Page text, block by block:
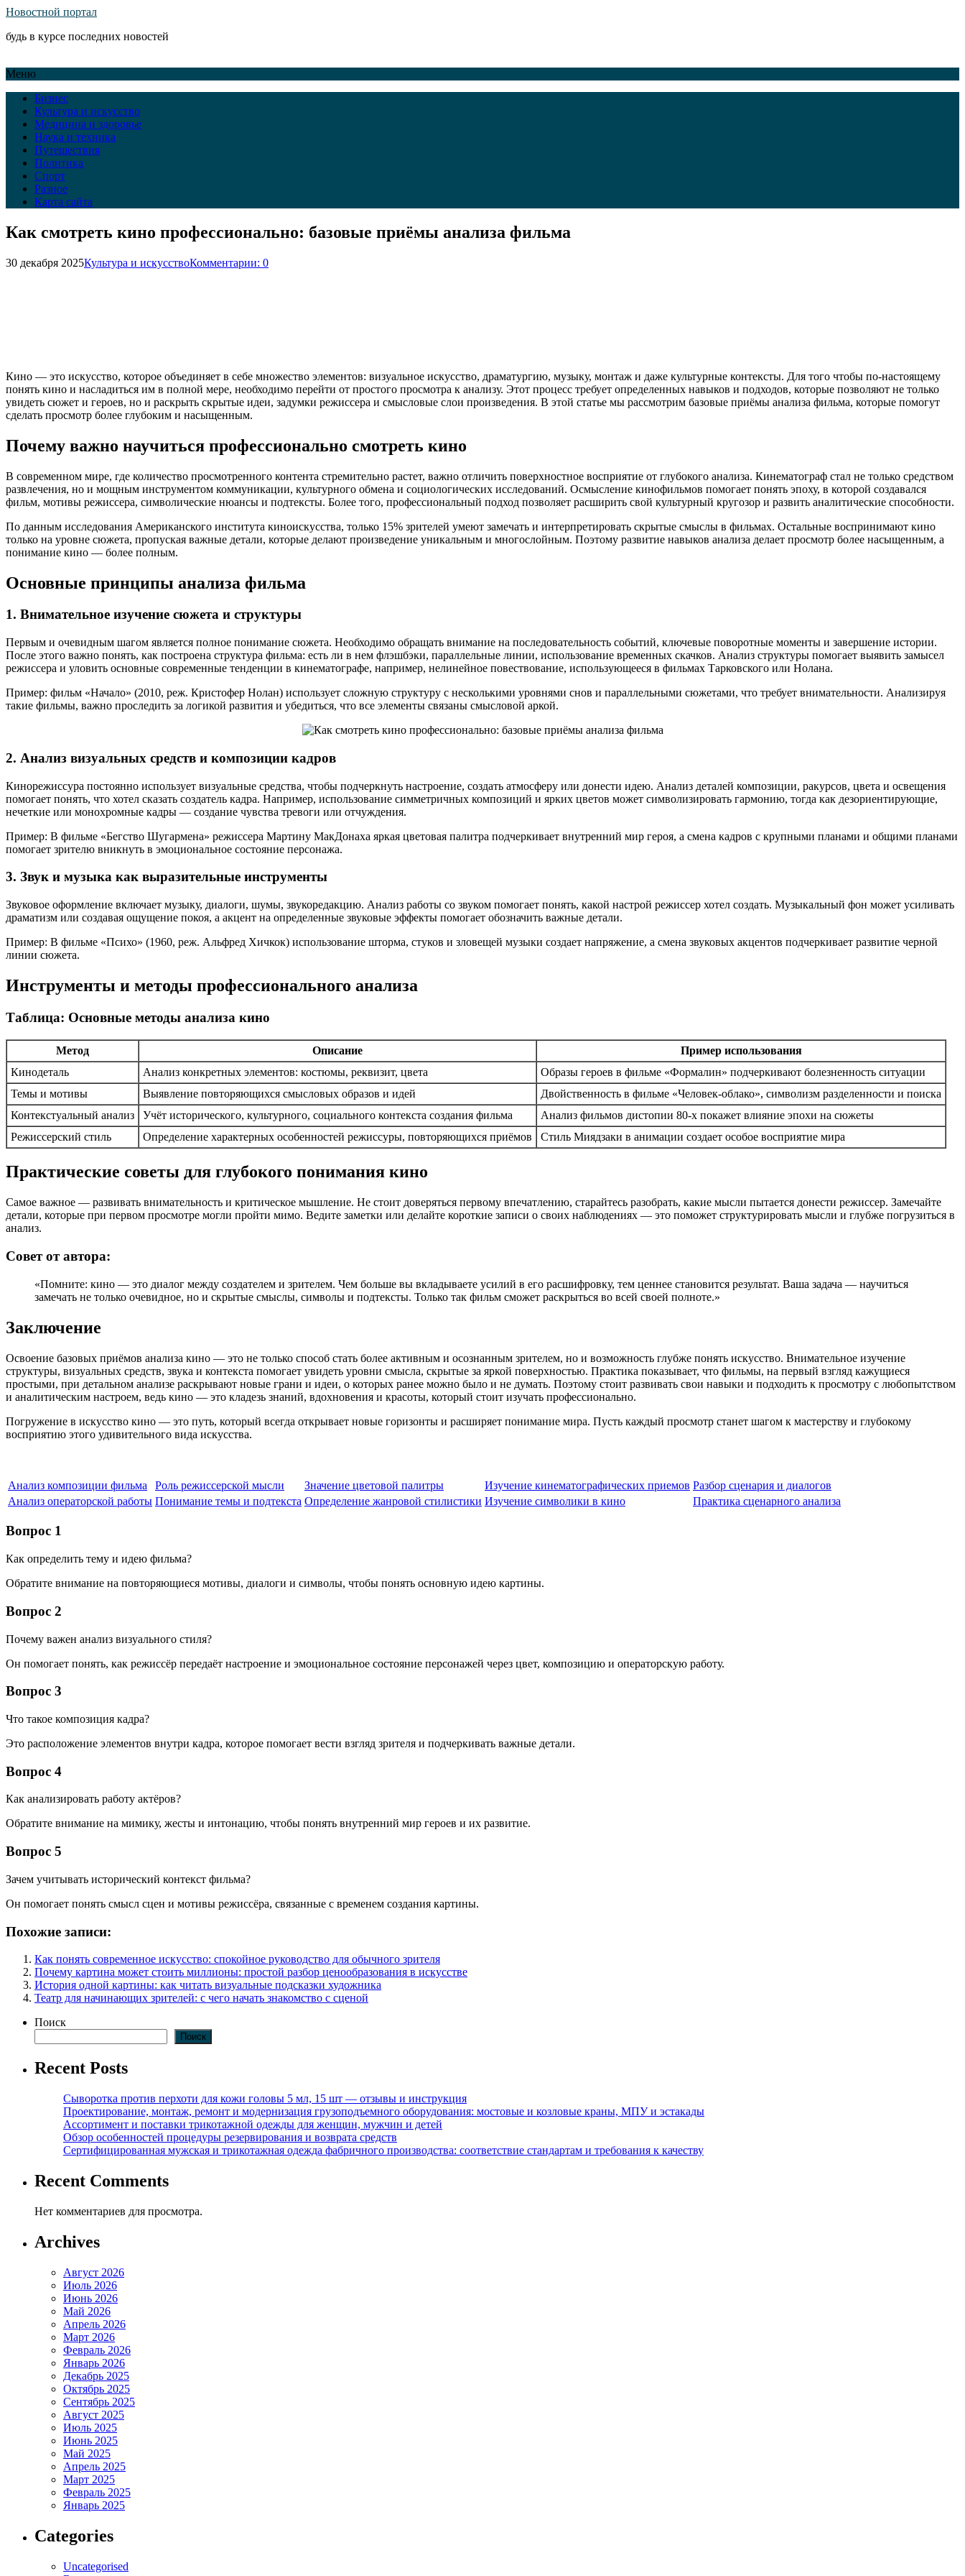
Новостной портал
будь в курсе последних новостей
Меню
Бизнес
Культура и искусство
Медицина и здоровье
Наука и техника
Путешествия
Политика
Спорт
Разное
Карта сайта
Как смотреть кино профессионально: базовые приёмы анализа фильма
30 декабря 2025Культура и искусствоКомментарии: 0
Кино — это искусство, которое объединяет в себе множество элементов: визуальное искусство, драматургию, музыку, монтаж и даже культурные контексты. Для того чтобы по-настоящему
понять кино и насладиться им в полной мере, необходимо перейти от простого просмотра к анализу. Этот процесс требует определенных навыков и подходов, которые позволяют не только
увидеть сюжет и героев, но и раскрыть скрытые идеи, задумки режиссера и смысловые слои произведения. В этой статье мы рассмотрим базовые приёмы анализа фильма, которые помогут
сделать просмотр более глубоким и насыщенным.
Почему важно научиться профессионально смотреть кино
В современном мире, где количество просмотренного контента стремительно растет, важно отличить поверхностное восприятие от глубокого анализа. Кинематограф стал не только средством
развлечения, но и мощным инструментом коммуникации, культурного обмена и социологических исследований. Осмысление кинофильмов помогает понять эпоху, в которой создавался
фильм, мотивы режиссера, символические нюансы и подтексты. Более того, профессиональный подход позволяет расширить свой культурный кругозор и развить аналитические способности.
По данным исследования Американского института киноискусства, только 15% зрителей умеют замечать и интерпретировать скрытые смыслы в фильмах. Остальные воспринимают кино
только на уровне сюжета, пропуская важные детали, которые делают произведение уникальным и многослойным. Поэтому развитие навыков анализа делает просмотр более насыщенным, а
понимание кино — более полным.
Основные принципы анализа фильма
1. Внимательное изучение сюжета и структуры
Первым и очевидным шагом является полное понимание сюжета. Необходимо обращать внимание на последовательность событий, ключевые поворотные моменты и завершение истории.
После этого важно понять, как построена структура фильма: есть ли в нем флэшбэки, параллельные линии, использование временных скачков. Анализ структуры помогает выявить замысел
режиссера и уловить основные современные тенденции в кинематографе, например, нелинейное повествование, использующееся в фильмах Тарковского или Нолана.
Пример: фильм «Начало» (2010, реж. Кристофер Нолан) использует сложную структуру с несколькими уровнями снов и параллельными сюжетами, что требует внимательности. Анализируя
такие фильмы, важно проследить за логикой развития и убедиться, что все элементы связаны смысловой аркой.
2. Анализ визуальных средств и композиции кадров
Кинорежиссура постоянно использует визуальные средства, чтобы подчеркнуть настроение, создать атмосферу или донести идею. Анализ деталей композиции, ракурсов, цвета и освещения
помогает понять, что хотел сказать создатель кадра. Например, использование симметричных композиций и ярких цветов может символизировать гармонию, тогда как дезориентирующие,
нечеткие или монохромные кадры — создание чувства тревоги или отчуждения.
Пример: В фильме «Бегство Шугармена» режиссера Мартину МакДонаха яркая цветовая палитра подчеркивает внутренний мир героя, а смена кадров с крупными планами и общими планами
помогает зрителю вникнуть в эмоциональное состояние персонажа.
3. Звук и музыка как выразительные инструменты
Звуковое оформление включает музыку, диалоги, шумы, звукоредакцию. Анализ работы со звуком помогает понять, какой настрой режиссер хотел создать. Музыкальный фон может усиливать
драматизм или создавая ощущение покоя, а акцент на определенные звуковые эффекты помогает обозначить важные детали.
Пример: В фильме «Психо» (1960, реж. Альфред Хичкок) использование шторма, стуков и зловещей музыки создает напряжение, а смена звуковых акцентов подчеркивает развитие черной
линии сюжета.
Инструменты и методы профессионального анализа
Таблица: Основные методы анализа кино
Метод Описание
Пример использования
Кинодеталь
Анализ конкретных элементов: костюмы, реквизит, цвета
Образы героев в фильме «Формалин» подчеркивают болезненность ситуации
Темы и мотивы
Выявление повторяющихся смысловых образов и идей
Двойственность в фильме «Человек-облако», символизм разделенности и поиска
Контекстуальный анализ
Учёт исторического, культурного, социального контекста создания фильма
Анализ фильмов дистопии 80-х покажет влияние эпохи на сюжеты
Режиссерский стиль
Определение характерных особенностей режиссуры, повторяющихся приёмов Стиль Миядзаки в анимации создает особое восприятие мира
Практические советы для глубокого понимания кино
Самое важное — развивать внимательность и критическое мышление. Не стоит доверяться первому впечатлению, старайтесь разобрать, какие мысли пытается донести режиссер. Замечайте
детали, которые при первом просмотре могли пройти мимо. Ведите заметки или делайте короткие записи о своих наблюдениях — это поможет структурировать мысли и глубже погрузиться в
анализ.
Совет от автора:
«Помните: кино — это диалог между создателем и зрителем. Чем больше вы вкладываете усилий в его расшифровку, тем ценнее становится результат. Ваша задача — научиться
замечать не только очевидное, но и скрытые смыслы, символы и подтексты. Только так фильм сможет раскрыться во всей своей полноте.»
Заключение
Освоение базовых приёмов анализа кино — это не только способ стать более активным и осознанным зрителем, но и возможность глубже понять искусство. Внимательное изучение
структуры, визуальных средств, звука и контекста помогает увидеть уровни смысла, скрытые за яркой поверхностью. Практика показывает, что фильмы, на первый взгляд кажущиеся
простыми, при детальном анализе раскрывают новые грани и идеи, о которых ранее можно было и не думать. Поэтому стоит развивать свои навыки и подходить к просмотру с любопытством
и аналитическим настроем, ведь кино — это кладезь знаний, вдохновения и красоты, который стоит изучать профессионально.
Погружение в искусство кино — это путь, который всегда открывает новые горизонты и расширяет понимание мира. Пусть каждый просмотр станет шагом к мастерству и глубокому
восприятию этого удивительного вида искусства.
Анализ композиции фильма Роль режиссерской мысли Значение цветовой палитры Изучение кинематографических приемов Разбор сценария и диалогов
Анализ операторской работы Понимание темы и подтекста Определение жанровой стилистики Изучение символики в кино Практика сценарного анализа
Вопрос 1
Как определить тему и идею фильма?
Обратите внимание на повторяющиеся мотивы, диалоги и символы, чтобы понять основную идею картины.
Вопрос 2
Почему важен анализ визуального стиля?
Он помогает понять, как режиссёр передаёт настроение и эмоциональное состояние персонажей через цвет, композицию и операторскую работу.
Вопрос 3
Что такое композиция кадра?
Это расположение элементов внутри кадра, которое помогает вести взгляд зрителя и подчеркивать важные детали.
Вопрос 4
Как анализировать работу актёров?
Обратите внимание на мимику, жесты и интонацию, чтобы понять внутренний мир героев и их развитие.
Вопрос 5
Зачем учитывать исторический контекст фильма?
Он помогает понять смысл сцен и мотивы режиссёра, связанные с временем создания картины.
Похожие записи:
Как понять современное искусство: спокойное руководство для обычного зрителя
Почему картина может стоить миллионы: простой разбор ценообразования в искусстве
История одной картины: как читать визуальные подсказки художника
Театр для начинающих зрителей: с чего начать знакомство с сценой
Поиск
Поиск
Recent Posts
Сыворотка против перхоти для кожи головы 5 мл, 15 шт — отзывы и инструкция
Проектирование, монтаж, ремонт и модернизация грузоподъемного оборудования: мостовые и козловые краны, МПУ и эстакады
Ассортимент и поставки трикотажной одежды для женщин, мужчин и детей
Обзор особенностей процедуры резервирования и возврата средств
Сертифицированная мужская и трикотажная одежда фабричного производства: соответствие стандартам и требования к качеству
Recent Comments
Нет комментариев для просмотра.
Archives
Август 2026
Июль 2026
Июнь 2026
Май 2026
Апрель 2026
Март 2026
Февраль 2026
Январь 2026
Декабрь 2025
Октябрь 2025
Сентябрь 2025
Август 2025
Июль 2025
Июнь 2025
Май 2025
Апрель 2025
Март 2025
Февраль 2025
Январь 2025
Categories
Uncategorised